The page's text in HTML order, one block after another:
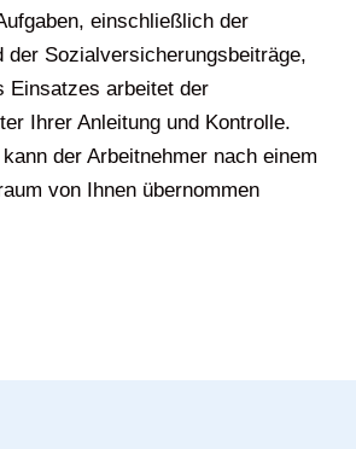
einschließlich der
der Sozialversicherungsbeiträge,
Einsatzes arbeitet der
Ihrer Anleitung und Kontrolle.
der Arbeitnehmer nach einem
von Ihnen übernommen